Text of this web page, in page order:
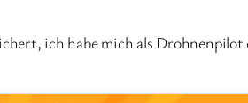
ich habe mich als